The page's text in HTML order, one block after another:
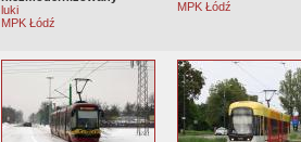
luki
MPK Łódź
MPK Łódź